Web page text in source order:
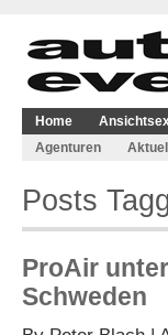
Home
Agenturen
Aktuell
Posts
ProAir
Schweden